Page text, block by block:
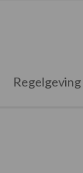
Regelgeving